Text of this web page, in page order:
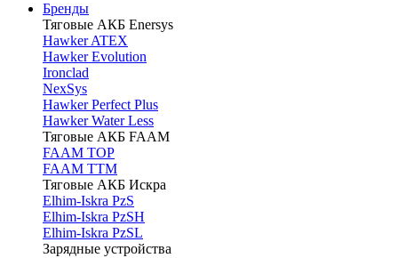
Бренды
Тяговые АКБ Enersys
Hawker ATEX
Hawker Evolution
Ironclad
NexSys
Hawker Perfect Plus
Hawker Water Less
Тяговые АКБ FAAM
FAAM TOP
FAAM TTM
Тяговые АКБ Искра
Elhim-Iskra PzS
Elhim-Iskra PzSH
Elhim-Iskra PzSL
Зарядные устройства